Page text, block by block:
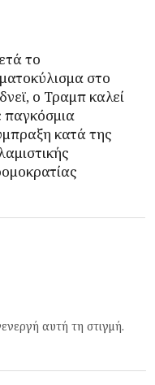
το
στο
ο Τραμπ καλεί
παγκόσμια
κατά της
αυτή τη στιγμή.